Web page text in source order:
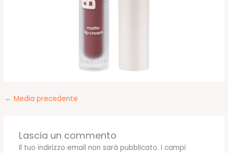
← Media precedente
Lascia un commento
Il tuo indirizzo email non sarà pubblicato. I campi